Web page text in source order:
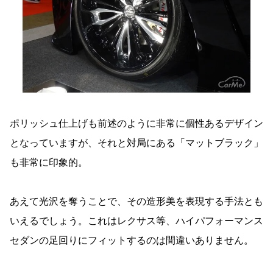
ポリッシュ仕上げも前述のように非常に個性あるデザイン
となっていますが、それと対局にある「マットブラック」
も非常に印象的。
あえて光沢を奪うことで、その造形美を表現する手法とも
いえるでしょう。これはレクサス等、ハイパフォーマンス
セダンの足回りにフィットするのは間違いありません。